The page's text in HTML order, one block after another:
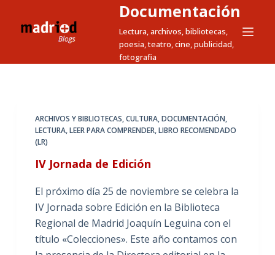
t
Documentación
Lectura, archivos, bibliotecas,
poesia, teatro, cine, publicidad,
fotografia
ARCHIVOS Y BIBLIOTECAS,CULTURA,DOCUMENTACIÓN,
LECTURA,LEER PARA COMPRENDER,LIBRO RECOMENDADO
(LR)
IV Jornada de Edición
El próximo día 25 de noviembre se celebra la
IV Jornada sobre Edición en la Biblioteca
Regional de Madrid Joaquín Leguina con el
título «Colecciones». Este año contamos con